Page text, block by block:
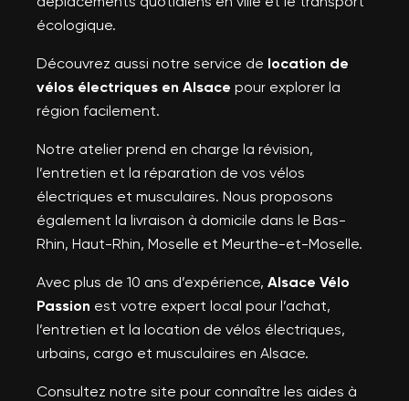
écologique.
Découvrez aussi notre service de location de
vélos électriques en Alsace pour explorer la
région facilement.
Notre atelier prend en charge la révision,
l’entretien et la réparation de vos vélos
électriques et musculaires. Nous proposons
également la livraison à domicile dans le Bas-
Rhin, Haut-Rhin, Moselle et Meurthe-et-Moselle.
Avec plus de 10 ans d’expérience, Alsace Vélo
Passion est votre expert local pour l’achat,
l’entretien et la location de vélos électriques,
urbains, cargo et musculaires en Alsace.
Consultez notre site pour connaître les aides à